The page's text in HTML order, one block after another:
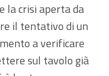
la crisi aperta da
il tentativo di un
a verificare
sul tavolo già